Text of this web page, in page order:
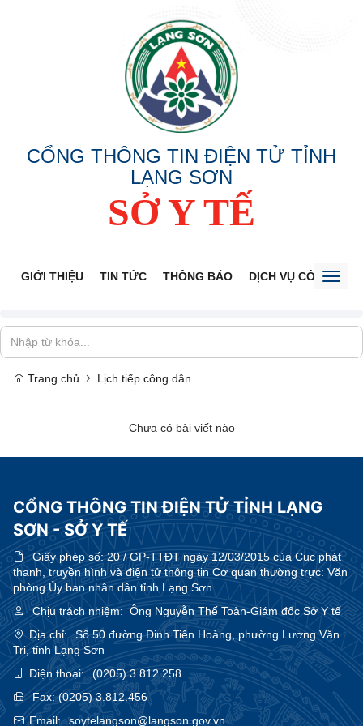
CỔNG THÔNG TIN ĐIỆN TỬ TỈNH
LẠNG SƠN
SỞ Y TẾ
GIỚI THIỆU TIN TỨC THÔNG BÁO DỊCH VỤ CÔNG
Trang chủ Lịch tiếp công dân
Chưa có bài viết nào
CỔNG THÔNG TIN ĐIỆN TỬ TỈNH LẠNG
SƠN - SỞ Y TẾ
Giấy phép số:20 / GP-TTĐT ngày 12/03/2015 của Cục phát
thanh, truyền hình và điện tử thông tin Cơ quan thường trực: Văn
phòng Ủy ban nhân dân tỉnh Lạng Sơn.
Chịu trách nhiệm:Ông Nguyễn Thế Toàn-Giám đốc Sở Y tế
Địa chỉ:
Số 50 đường Đinh Tiên Hoàng, phường Lương Văn
Tri, tỉnh Lạng Sơn
Điện thoại:
(0205) 3.812.258
Fax:(0205) 3.812.456
Email:
soytelangson@langson.gov.vn